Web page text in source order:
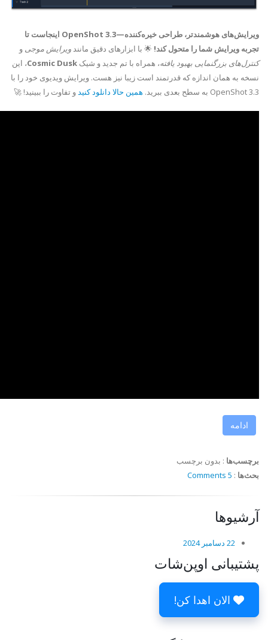
ویرایش‌های هوشمندتر، طراحی خیره‌کننده—OpenShot 3.3 اینجاست تا
تجربه ویرایش شما را متحول کند! 🌟 با ابزارهای دقیق مانندویرایش موجی و
کنترل‌های بزرگنمایی بهبود یافته، همراه با تم جدید و شیک Cosmic Dusk، این
نسخه به همان اندازه که قدرتمند است زیبا نیز هست. ویرایش ویدیوی خود را با
OpenShot 3.3 به سطح بعدی ببرید.
همین حالا دانلود کنیدو تفاوت را ببینید! 🚀
ادامه
برچسب‌ها : بدون برچسب
بحث‌ها :
5 Comments
آرشیوها
22 دسامبر 2024
پشتیبانی اوپن‌شات
الان اهدا کن!